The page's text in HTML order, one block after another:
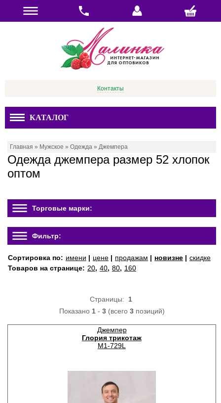
Контакты
КАТАЛОГ
Главная » Мужское » Одежда » Джемпера
Одежда джемпера размер 52 хлопок
оптом
Торговые марки:
Фильтр:
Сортировка по: имени | цене | продажам | новизне | скидке
Товаров на странице: 20, 40, 80, 160
Страницы: 1
Показано 1- 3(всего 3позиций)
Джемпер
Глория трикотаж
М1-729L